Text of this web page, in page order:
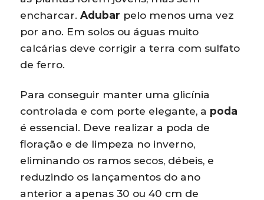
encharcar.Adubar pelo menos uma vez
por ano. Em solos ou águas muito
calcárias deve corrigir a terra com sulfato
de ferro.
Para conseguir manter uma glicínia
controlada e com porte elegante, a poda
é essencial. Deve realizar a poda de
floração e de limpeza no inverno,
eliminando os ramos secos, débeis, e
reduzindo os lançamentos do ano
anterior a apenas 30 ou 40 cm de